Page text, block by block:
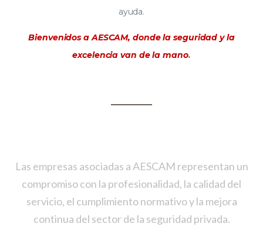
ayuda.
Bienvenidos a AESCAM, donde la seguridad y la
excelencia van de la mano.
Las empresas asociadas a AESCAM representan un
compromiso con la profesionalidad, la calidad del
servicio, el cumplimiento normativo y la mejora
continua del sector de la seguridad privada.